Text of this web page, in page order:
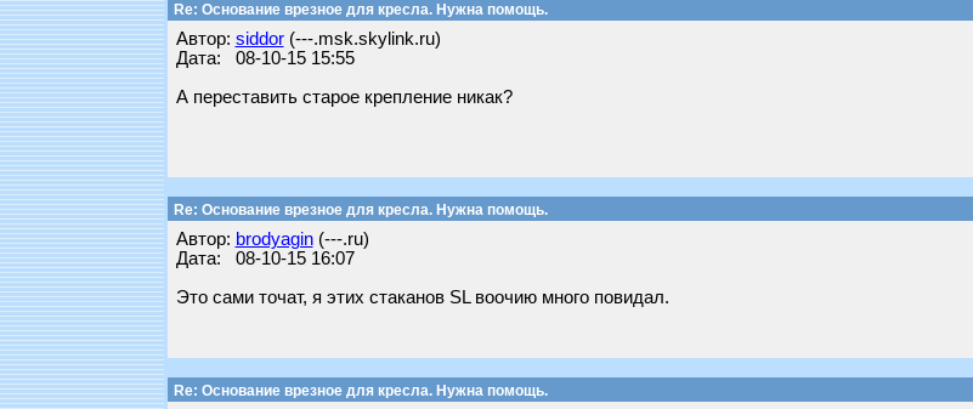
Re: Основание врезное для кресла. Нужна помощь.
Автор: siddor(---.msk.skylink.ru)
Дата: 08-10-15 15:55
А переставить старое крепление никак?
Re: Основание врезное для кресла. Нужна помощь.
Автор: brodyagin(---.ru)
Дата: 08-10-15 16:07
Это сами точат, я этих стаканов SL воочию много повидал.
Re: Основание врезное для кресла. Нужна помощь.